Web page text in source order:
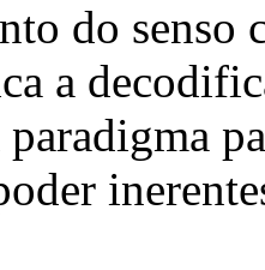
do
a
paradigma